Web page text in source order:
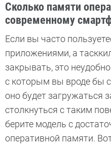
Сколько памяти
современному
Если вы часто
приложениями, а
закрывать, это
с которым вы вроде бы
оно будет загружаться
столкнуться с таким
берите модель с
оперативной памяти.